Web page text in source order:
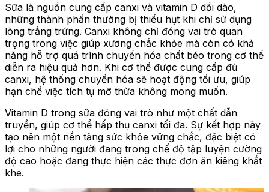
Sữa là nguồn cung cấp canxi và vitamin D dồi dào,
những thành phần thường bị thiếu hụt khi chỉ sử dụng
lòng trắng trứng. Canxi không chỉ đóng vai trò quan
trọng trong việc giúp xương chắc khỏe mà còn có khả
năng hỗ trợ quá trình chuyển hóa chất béo trong cơ thể
diễn ra hiệu quả hơn. Khi cơ thể được cung cấp đủ
canxi, hệ thống chuyển hóa sẽ hoạt động tối ưu, giúp
hạn chế việc tích tụ mỡ thừa không mong muốn.
Vitamin D trong sữa đóng vai trò như một chất dẫn
truyền, giúp cơ thể hấp thụ canxi tối đa. Sự kết hợp này
tạo nên một nền tảng sức khỏe vững chắc, đặc biệt có
lợi cho những người đang trong chế độ tập luyện cường
độ cao hoặc đang thực hiện các thực đơn ăn kiêng khắt
khe.